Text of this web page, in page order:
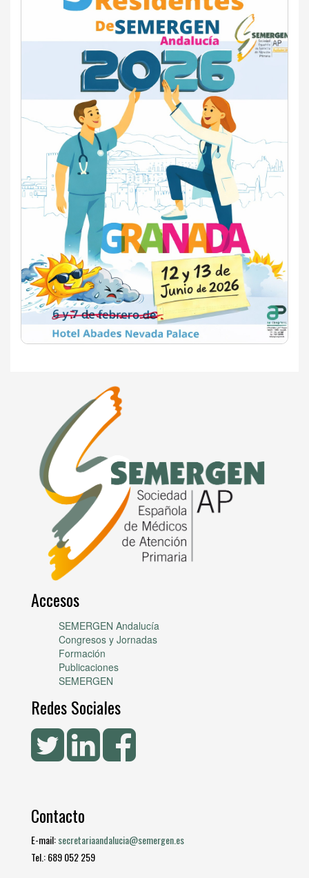
Accesos
SEMERGEN Andalucía
Congresos y Jornadas
Formación
Publicaciones
SEMERGEN
Redes Sociales
Contacto
E-mail:secretariaandalucia@semergen.es
Tel.: 689 052 259